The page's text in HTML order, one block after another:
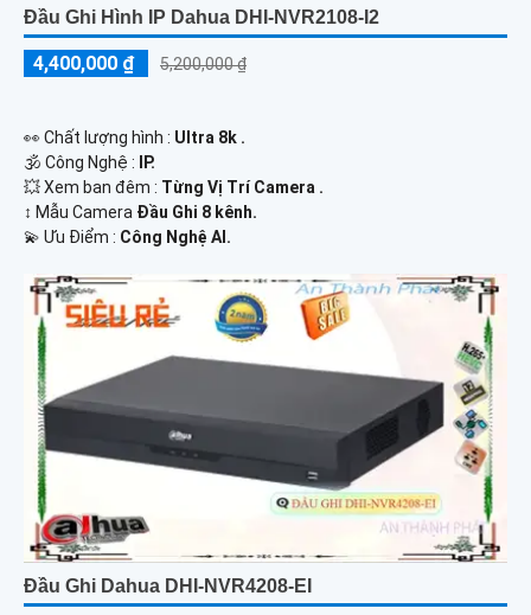
Đầu Ghi Hình IP Dahua DHI-NVR2108-I2
4,400,000 ₫ 5,200,000 ₫
️👀 Chất lượng hình : Ultra 8k .
🕉️ Công Nghệ : IP.
💥 Xem ban đêm : Từng Vị Trí Camera .
↕️ Mẫu Camera Đầu Ghi 8 kênh.
️💫 Ưu Điểm : Công Nghệ AI.
Đầu Ghi Dahua DHI-NVR4208-EI